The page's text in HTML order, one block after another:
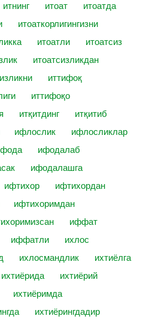
итнинг итоат
итоатда
итоаткорлигингизни
итоатли
итоатсиз
итоатсизликдан
иттифоқ
иттифоқо
итқитдинг
итқитиб
ифлослик
ифлосликлар
ифодалаб
ифодалашга
ифтихор
ифтихордан
ифтихоримдан
иффат
иффатли
ихлос
ихлосмандлик
ихтиёлга
ихтиёрида
ихтиёрий
ихтиёримда
ихтиёрингдадир